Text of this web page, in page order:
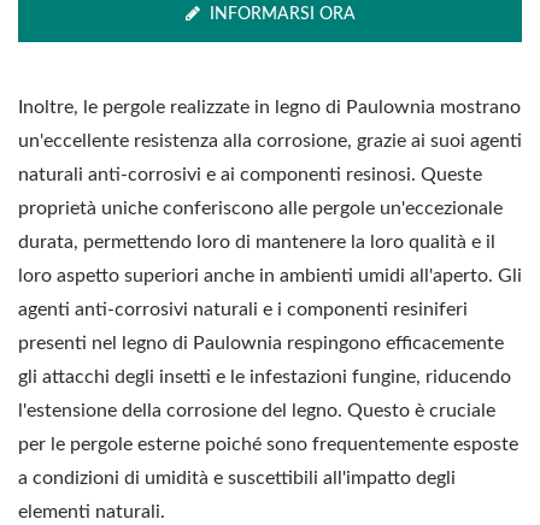
INFORMARSI ORA
Inoltre, le pergole realizzate in legno di Paulownia mostrano
un'eccellente resistenza alla corrosione, grazie ai suoi agenti
naturali anti-corrosivi e ai componenti resinosi. Queste
proprietà uniche conferiscono alle pergole un'eccezionale
durata, permettendo loro di mantenere la loro qualità e il
loro aspetto superiori anche in ambienti umidi all'aperto. Gli
agenti anti-corrosivi naturali e i componenti resiniferi
presenti nel legno di Paulownia respingono efficacemente
gli attacchi degli insetti e le infestazioni fungine, riducendo
l'estensione della corrosione del legno. Questo è cruciale
per le pergole esterne poiché sono frequentemente esposte
a condizioni di umidità e suscettibili all'impatto degli
elementi naturali.